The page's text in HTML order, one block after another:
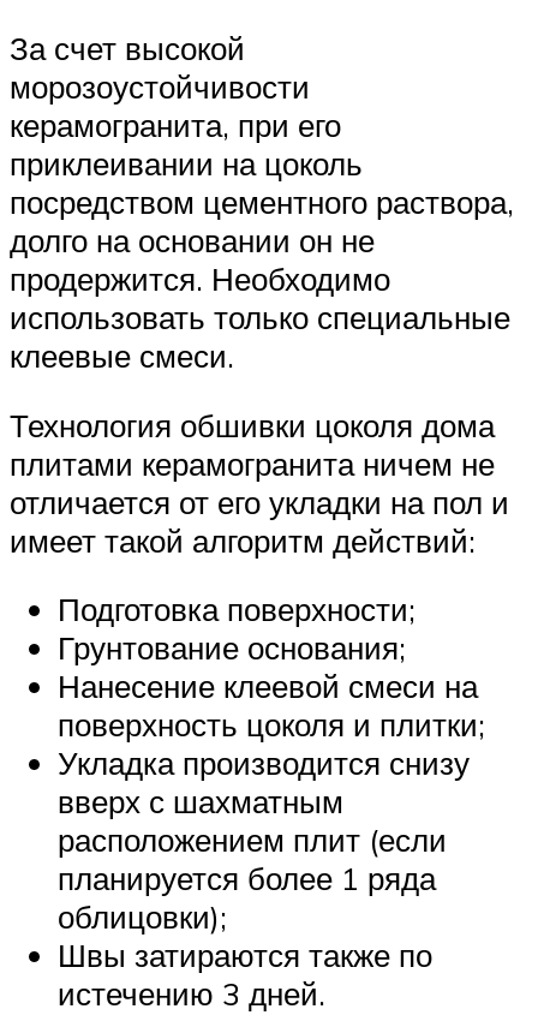
За счет высокой
морозоустойчивости
керамогранита, при его
приклеивании на цоколь
посредством цементного раствора,
долго на основании он не
продержится. Необходимо
использовать только специальные
клеевые смеси.
Технология обшивки цоколя дома
плитами керамогранита ничем не
отличается от его укладки на пол и
имеет такой алгоритм действий:
Подготовка поверхности;
Грунтование основания;
Нанесение клеевой смеси на
поверхность цоколя и плитки;
Укладка производится снизу
вверх с шахматным
расположением плит (если
планируется более 1 ряда
облицовки);
Швы затираются также по
истечению 3 дней.